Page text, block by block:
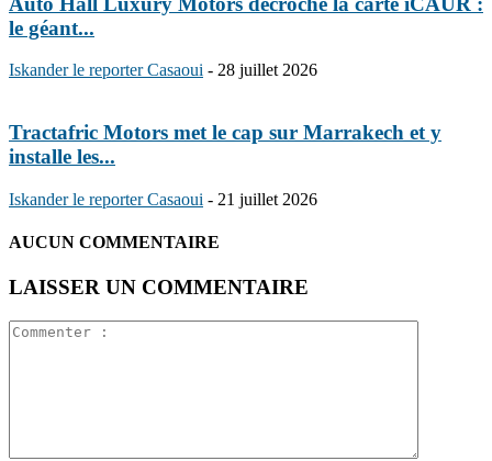
le géant...
Iskander le reporter Casaoui - 28 juillet 2026
Tractafric Motors met le cap sur Marrakech et y
installe les...
Iskander le reporter Casaoui - 21 juillet 2026
AUCUN COMMENTAIRE
LAISSER UN COMMENTAIRE